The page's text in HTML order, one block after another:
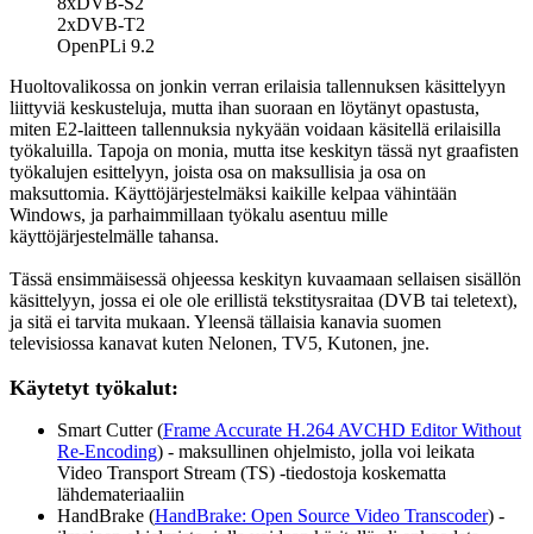
2xDVB-T2
OpenPLi 9.2
Huoltovalikossa on jonkin verran erilaisia tallennuksen käsittelyyn
liittyviä keskusteluja, mutta ihan suoraan en löytänyt opastusta,
miten E2-laitteen tallennuksia nykyään voidaan käsitellä erilaisilla
työkaluilla. Tapoja on monia, mutta itse keskityn tässä nyt graafisten
työkalujen esittelyyn, joista osa on maksullisia ja osa on
maksuttomia. Käyttöjärjestelmäksi kaikille kelpaa vähintään
Windows, ja parhaimmillaan työkalu asentuu mille
käyttöjärjestelmälle tahansa.
Tässä ensimmäisessä ohjeessa keskityn kuvaamaan sellaisen sisällön
käsittelyyn, jossa ei ole ole erillistä tekstitysraitaa (DVB tai teletext),
ja sitä ei tarvita mukaan. Yleensä tällaisia kanavia suomen
televisiossa kanavat kuten Nelonen, TV5, Kutonen, jne.
Käytetyt työkalut:
Smart Cutter (Frame Accurate H.264 AVCHD Editor Without
Re-Encoding) - maksullinen ohjelmisto, jolla voi leikata
Video Transport Stream (TS) -tiedostoja koskematta
lähdemateriaaliin
HandBrake (HandBrake: Open Source Video Transcoder) -